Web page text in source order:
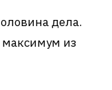
дела.
максимум из